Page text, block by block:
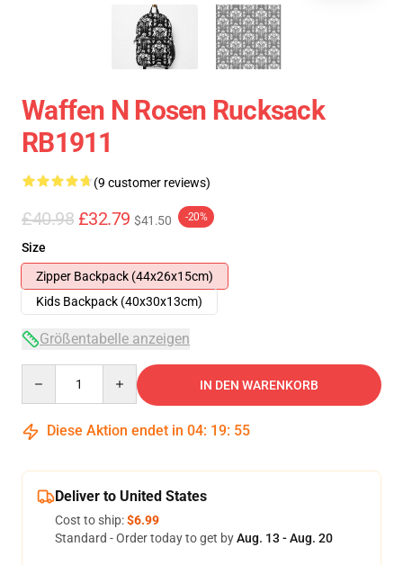
Waffen N Rosen Rucksack
RB1911
(9 customer reviews)
£40.98 £32.79 $41.50 -20%
Size
Zipper Backpack (44x26x15cm)
Kids Backpack (40x30x13cm)
Größentabelle anzeigen
IN DEN WARENKORB
Diese Aktion endet in 04: 19: 54
Deliver to United States
Cost to ship:$6.99
Standard - Order today to get byAug. 13 - Aug. 20